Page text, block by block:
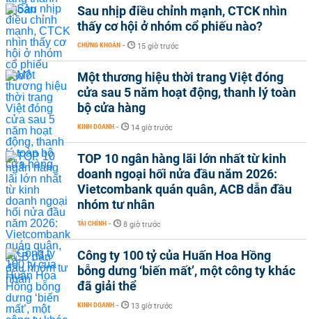
Sau nhịp điều chỉnh mạnh, CTCK nhìn
thấy cơ hội ở nhóm cổ phiếu nào?
CHỨNG KHOÁN - 15 giờ trước
Một thương hiệu thời trang Việt đóng
cửa sau 5 năm hoạt động, thanh lý toàn
bộ cửa hàng
KINH DOANH - 14 giờ trước
TOP 10 ngân hàng lãi lớn nhất từ kinh
doanh ngoại hối nửa đầu năm 2026:
Vietcombank quán quân, ACB dẫn đầu
nhóm tư nhân
TÀI CHÍNH - 8 giờ trước
Công ty 100 tỷ của Huấn Hoa Hồng
bỗng dưng ‘biến mất’, một công ty khác
đã giải thể
KINH DOANH - 13 giờ trước